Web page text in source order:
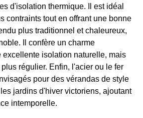
d'isolation thermique. Il est idéal
contraints tout en offrant une bonne
plus traditionnel et chaleureux,
Il confère un charme
excellente isolation naturelle, mais
régulier. Enfin, l'acier ou le fer
pour des vérandas de style
jardins d'hiver victoriens, ajoutant
intemporelle.